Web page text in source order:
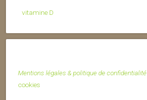
vitamine D
Mentions légales & politique de confidentialité
cookies